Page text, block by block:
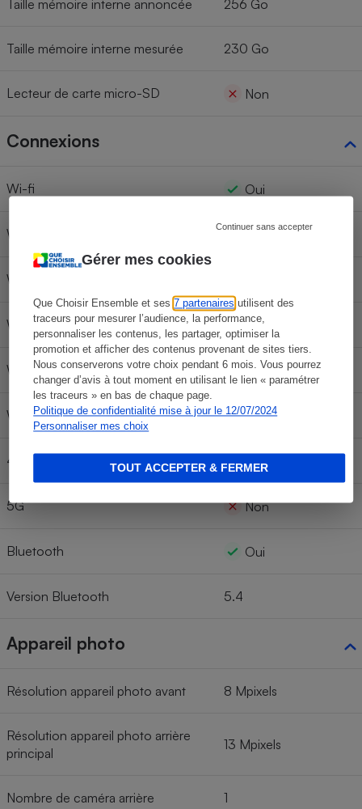
Gérer mes cookies
Que Choisir Ensemble et ses7 partenaires utilisent des
traceurs pour mesurer l’audience, la performance,
personnaliser les contenus, les partager, optimiser la
promotion et afficher des contenus provenant de sites tiers.
Nous conserverons votre choix pendant 6 mois. Vous pourrez
changer d’avis à tout moment en utilisant le lien « paramétrer
les traceurs » en bas de chaque page.
Politique de confidentialité mise à jour le 12/07/2024
Personnaliser mes choix
Continuer sans accepter
TOUT ACCEPTER & FERMER
Taille mémoire interne annoncée 256 Go
Taille mémoire interne mesurée 230 Go
Lecteur de carte micro-SD Non
Connexions
Wi-fi Oui
Wi-fi 5GHz Oui
Wi-fi AC
Wi-fi 6 Oui
Wi-fi 6E Oui
Wi-fi 7 Oui
4G Non
5G Non
Bluetooth Oui
Version Bluetooth 5.4
Appareil photo
Résolution appareil photo avant 8 Mpixels
Résolution appareil photo arrière
principal
13 Mpixels
Nombre de caméra arrière 1